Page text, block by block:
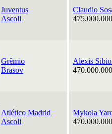
Juventus
Ascoli
Claudio
Grêmio
Brasov
Alexis
Atlético Madrid
Ascoli
Mykola